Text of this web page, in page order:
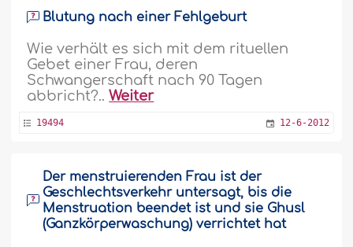
Blutung nach einer Fehlgeburt
Wie verhält es sich mit dem rituellen
Gebet einer Frau, deren
Schwangerschaft nach 90 Tagen
abbricht?..Weiter
19494 12-6-2012
Der menstruierenden Frau ist der
Geschlechtsverkehr untersagt, bis die
Menstruation beendet ist und sie Ghusl
(Ganzkörperwaschung) verrichtet hat